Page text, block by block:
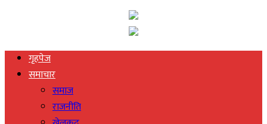
गृहपेज
समाचार
समाज
राजनीति